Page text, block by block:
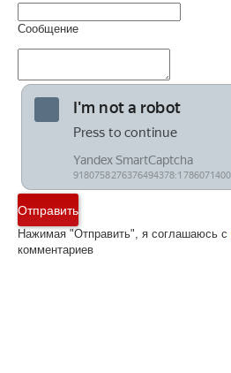
Сообщение
Отправить
Нажимая "Отправить", я соглашаюсь с
комментариев